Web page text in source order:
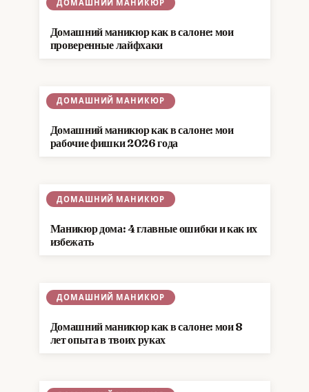
ДОМАШНИЙ МАНИКЮР
Домашний маникюр как в салоне: мои
проверенные лайфхаки
ДОМАШНИЙ МАНИКЮР
Домашний маникюр как в салоне: мои
рабочие фишки 2026 года
ДОМАШНИЙ МАНИКЮР
Маникюр дома: 4 главные ошибки и как их
избежать
ДОМАШНИЙ МАНИКЮР
Домашний маникюр как в салоне: мои 8
лет опыта в твоих руках